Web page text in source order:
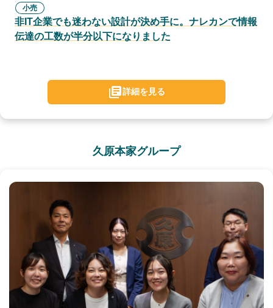
小売
非IT企業でも迷わない設計が決め手に。ナレカンで情報
伝達の工数が半分以下になりました
詳細を見る
久原本家グループ